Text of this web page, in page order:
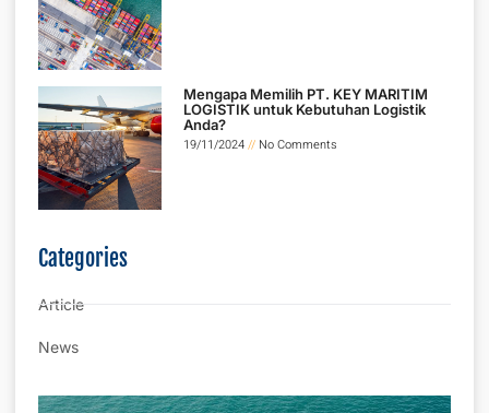
Mengapa Memilih PT. KEY MARITIM
LOGISTIK untuk Kebutuhan Logistik
Anda?
19/11/2024 No Comments
Categories
Article
News